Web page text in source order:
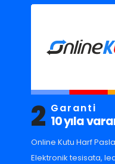
2 Garanti
10 yıla
Online Kutu Harf
Elektronik tesisata,